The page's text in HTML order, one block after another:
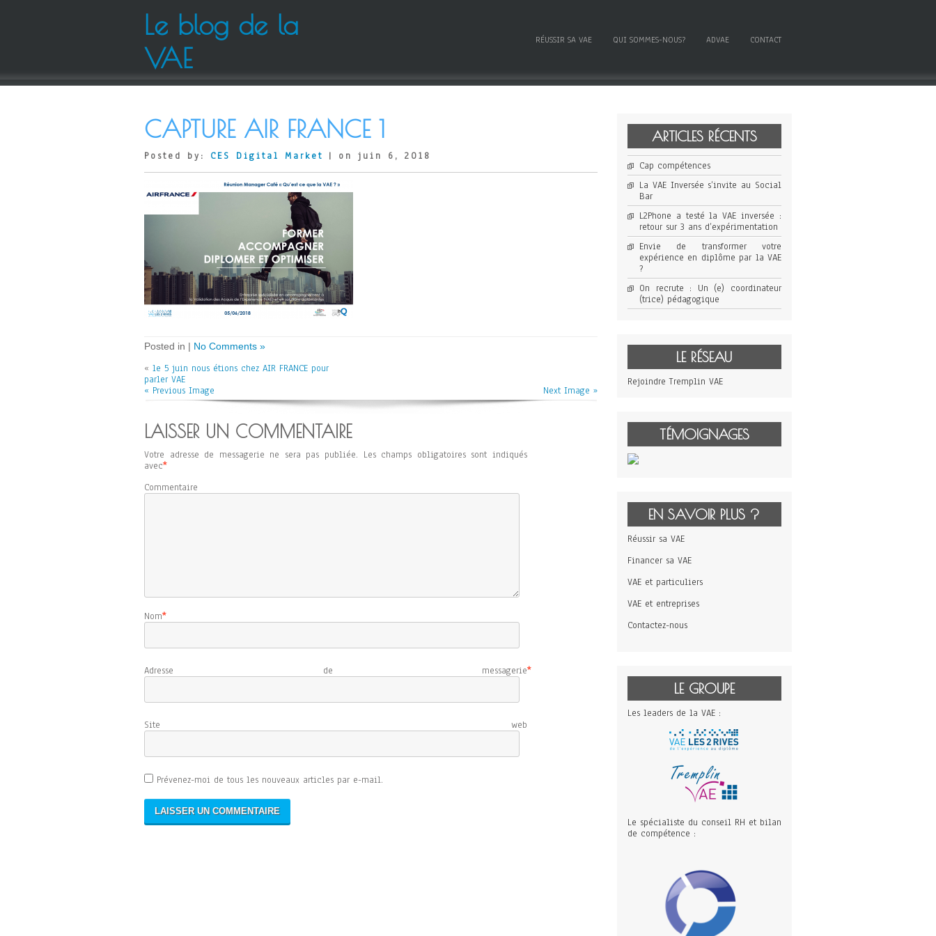
Le blog de la
VAE
RÉUSSIR SA VAE QUI SOMMES-NOUS? ADVAE CONTACT
CAPTURE AIR FRANCE 1
Posted by: CES Digital Market | on juin 6, 2018
Posted in | No Comments »
« le 5 juin nous étions chez AIR FRANCE pour
parler VAE
« Previous Image
Next Image »
LAISSER UN COMMENTAIRE
Votre adresse de messagerie ne sera pas publiée. Les champs obligatoires sont indiqués
avec*
Commentaire
Nom*
Adresse de messagerie*
Site web
Prévenez-moi de tous les nouveaux articles par e-mail.
ARTICLES RÉCENTS
Cap compétences
La VAE Inversée s’invite au Social
Bar
L2Phone a testé la VAE inversée :
retour sur 3 ans d’expérimentation
Envie de transformer votre
expérience en diplôme par la VAE
?
On recrute : Un (e) coordinateur
(trice) pédagogique
LE RÉSEAU
Rejoindre Tremplin VAE
TÉMOIGNAGES
EN SAVOIR PLUS ?
Réussir sa VAE
Financer sa VAE
VAE et particuliers
VAE et entreprises
Contactez-nous
LE GROUPE
Les leaders de la VAE :
Le spécialiste du conseil RH et bilan
de compétence :